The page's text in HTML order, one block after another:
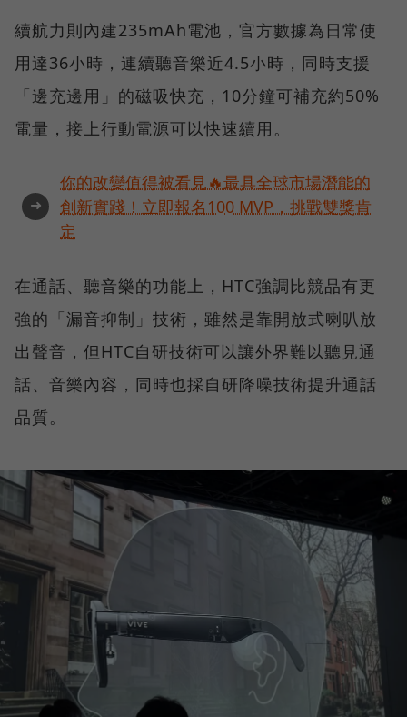
續航力則內建235mAh電池，官方數據為日常使
用達36小時，連續聽音樂近4.5小時，同時支援
「邊充邊用」的磁吸快充，10分鐘可補充約50%
電量，接上行動電源可以快速續用。
➜
你的改變值得被看見🔥最具全球市場潛能的
創新實踐！立即報名100 MVP，挑戰雙獎肯
定
在通話、聽音樂的功能上，HTC強調比競品有更
強的「漏音抑制」技術，雖然是靠開放式喇叭放
出聲音，但HTC自研技術可以讓外界難以聽見通
話、音樂內容，同時也採自研降噪技術提升通話
品質。